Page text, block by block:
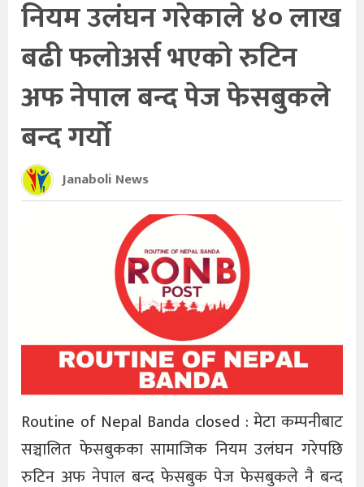
नियम उलंघन गरेकाले ४० लाख
बढी फलोअर्स भएको रुटिन
अफ नेपाल बन्द पेज फेसबुकले
बन्द गर्यो
Janaboli News
Routine of Nepal Banda closed : मेटा कम्पनीबाट
सञ्चालित फेसबुकका सामाजिक नियम उलंघन गरेपछि
रुटिन अफ नेपाल बन्द फेसबुक पेज फेसबुकले नै बन्द